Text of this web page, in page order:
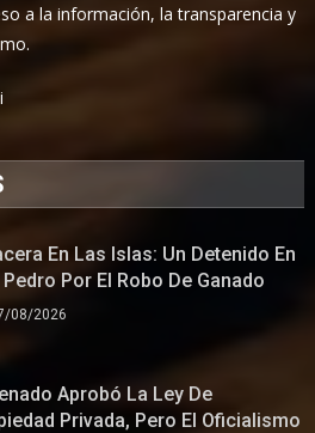
a la información, la transparencia y
En Las Islas: Un Detenido En
Pedro Por El Robo De Ganado
08/2026
Aprobó La Ley De
Privada, Pero El Oficialismo